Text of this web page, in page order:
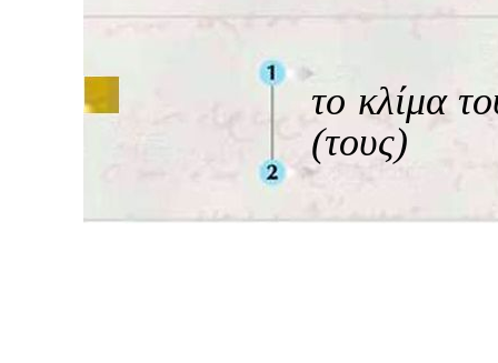
το κλίμα
(τους)